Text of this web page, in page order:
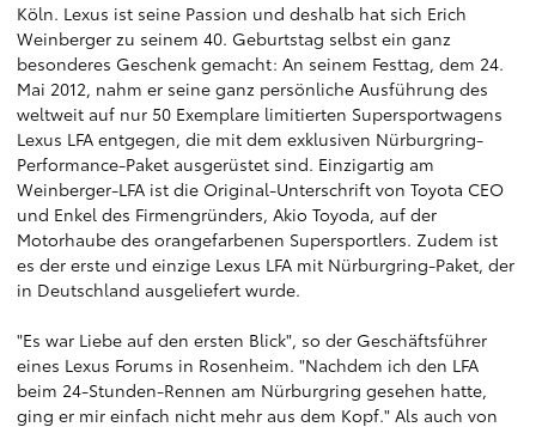
Köln. Lexus ist seine Passion und deshalb hat sich Erich
Weinberger zu seinem 40. Geburtstag selbst ein ganz
besonderes Geschenk gemacht: An seinem Festtag, dem 24.
Mai 2012, nahm er seine ganz persönliche Ausführung des
weltweit auf nur 50 Exemplare limitierten Supersportwagens
Lexus LFA entgegen, die mit dem exklusiven Nürburgring-
Performance-Paket ausgerüstet sind. Einzigartig am
Weinberger-LFA ist die Original-Unterschrift von Toyota CEO
und Enkel des Firmengründers, Akio Toyoda, auf der
Motorhaube des orangefarbenen Supersportlers. Zudem ist
es der erste und einzige Lexus LFA mit Nürburgring-Paket, der
in Deutschland ausgeliefert wurde.
"Es war Liebe auf den ersten Blick", so der Geschäftsführer
eines Lexus Forums in Rosenheim. "Nachdem ich den LFA
beim 24-Stunden-Rennen am Nürburgring gesehen hatte,
ging er mir einfach nicht mehr aus dem Kopf." Als auch von